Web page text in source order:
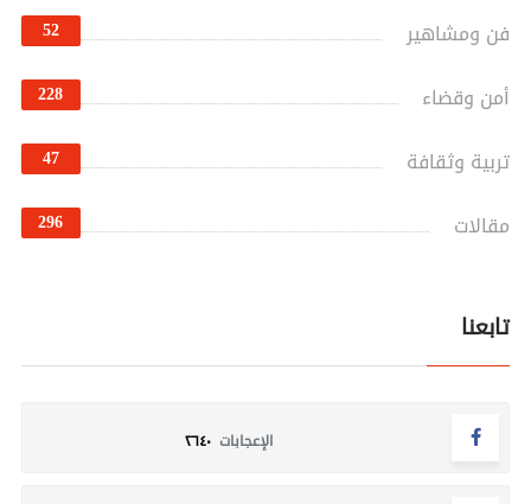
فن ومشاهير 52
أمن وقضاء 228
تربية وثقافة 47
مقالات 296
تابعنا
الإعجابات ٢٦٤٠